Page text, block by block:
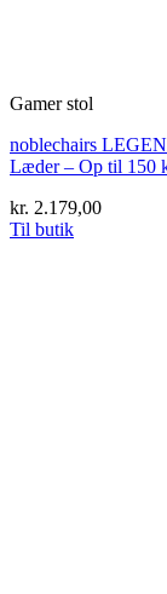
Gamer stol
noblechairs
Læder – Op til 150
kr. 2.179,00
Til butik